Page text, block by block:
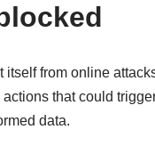
from online
that could
data.